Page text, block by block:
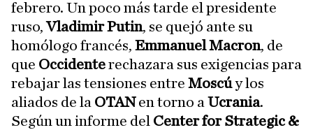
febrero. Un poco más tarde el presidente
ruso,Vladimir Putin, se quejó ante su
homólogo francés, Emmanuel Macron, de
que Occidenterechazara sus exigencias para
rebajar las tensiones entre Moscúy los
aliados de la OTANen torno a Ucrania.
Según un informe del Center for Strategic &